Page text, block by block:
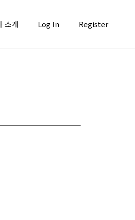
소개 Log In Register